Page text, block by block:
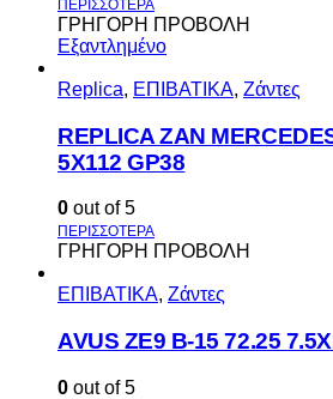
ΓΡΗΓΟΡΗ ΠΡΟΒΟΛΗ
Εξαντλημένο
Replica, ΕΠΙΒΑΤΙΚΑ, Ζάντες
REPLICA ZAN
5X112 GP38
0 out of 5
ΓΡΗΓΟΡΗ ΠΡΟΒΟΛΗ
ΕΠΙΒΑΤΙΚΑ, Ζάντες
AVUS ΖΕ9 Β-15 72.25
0 out of 5